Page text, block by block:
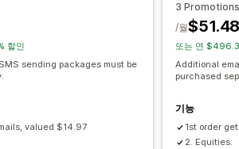
할인
sending packages must be
valued $14.97
3
/월
또는 연
Additional
purchased
기능
1st order
2. Equities: